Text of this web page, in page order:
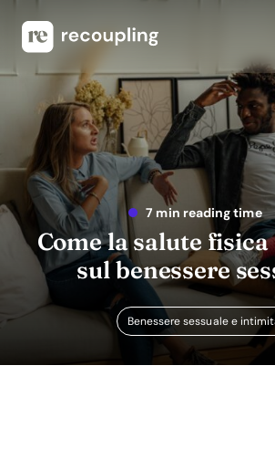
7 min reading time
Come la salute
sul benessere
Benessere sessuale e